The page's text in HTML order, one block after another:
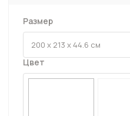
Размер
Цвет